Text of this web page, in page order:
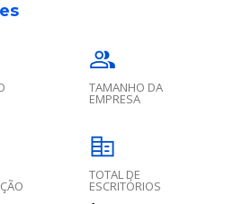
group
TAMANHO DA
EMPRESA
corporate_fare
TOTAL DE
ESCRITÓRIOS